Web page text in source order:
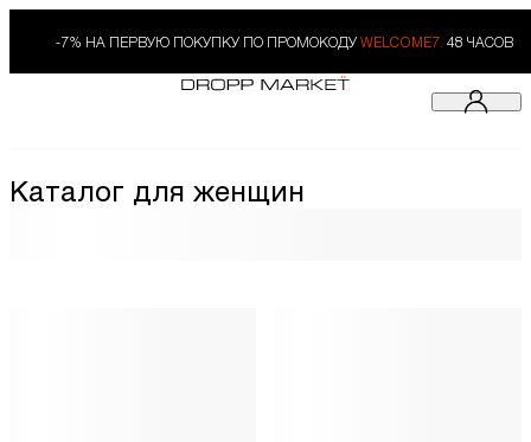
-7% НА ПЕРВУЮ ПОКУПКУ ПО ПРОМОКОДУ WELCOME7. 48 ЧАСОВ
Каталог для женщин